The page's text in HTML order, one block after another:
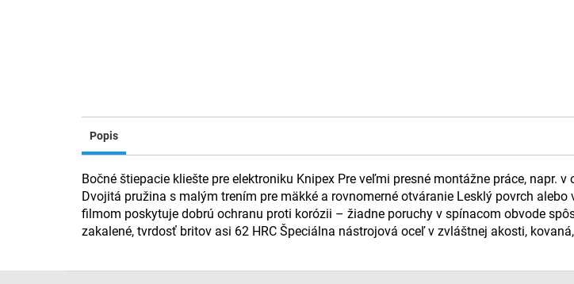
Popis
Bočné štiepacie kliešte pre elektroniku Knipex Pre veľmi presné montážne práce, napr.
Dvojitá pružina s malým trením pre mäkké a rovnomerné otváranie Lesklý povrch
filmom poskytuje dobrú ochranu proti korózii – žiadne poruchy v spínacom obvode
zakalené, tvrdosť britov asi 62 HRC Špeciálna nástrojová oceľ v zvláštnej akosti,